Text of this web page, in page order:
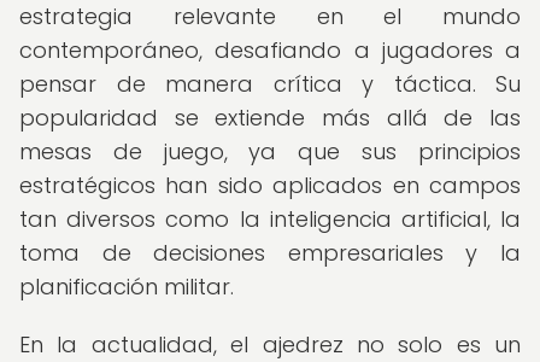
estrategia relevante en el mundo
contemporáneo, desafiando a jugadores a
pensar de manera crítica y táctica. Su
popularidad se extiende más allá de las
mesas de juego, ya que sus principios
estratégicos han sido aplicados en campos
tan diversos como la inteligencia artificial, la
toma de decisiones empresariales y la
planificación militar.
En la actualidad, el ajedrez no solo es un